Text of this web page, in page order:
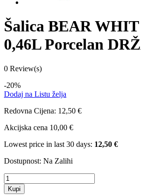
Šalica BEAR
0,46L Porcelan
0 Review(s)
-20%
Dodaj na Listu želja
Redovna Cijena: 12,50 €
Akcijska cena 10,00 €
Lowest price in last 30 days: 12,50 €
Dostupnost: Na Zalihi
Kupi